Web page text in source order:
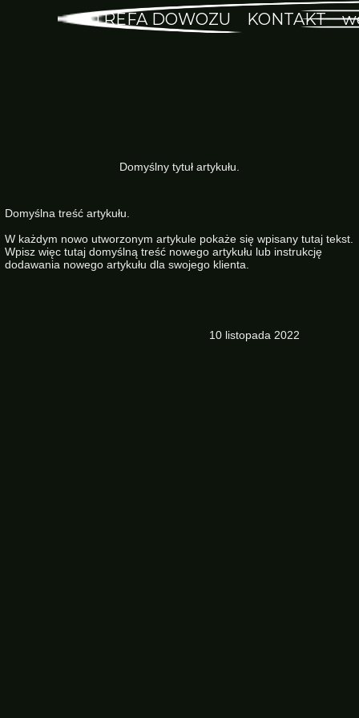
10 listopada 2022
Domyślna treść artykułu.
W każdym nowo utworzonym artykule pokaże się wpisany tutaj tekst.
Wpisz więc tutaj domyślną treść nowego artykułu lub instrukcję
dodawania nowego artykułu dla swojego klienta.
Domyślny tytuł artykułu.
STREFA DOWOZU KONTAKT